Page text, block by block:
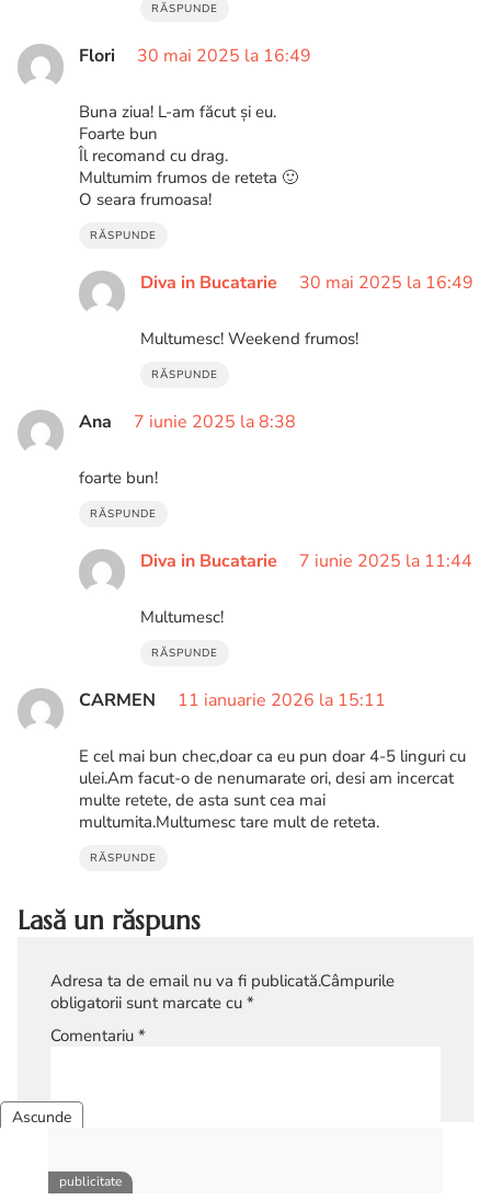
RĂSPUNDE
Flori 30 mai 2025 la 16:49
Buna ziua! L-am făcut și eu.
Foarte bun
Îl recomand cu drag.
Multumim frumos de reteta 🙂
O seara frumoasa!
RĂSPUNDE
Diva in Bucatarie 30 mai 2025 la 16:49
Multumesc! Weekend frumos!
RĂSPUNDE
Ana 7 iunie 2025 la 8:38
foarte bun!
RĂSPUNDE
Diva in Bucatarie 7 iunie 2025 la 11:44
Multumesc!
RĂSPUNDE
CARMEN 11 ianuarie 2026 la 15:11
E cel mai bun chec,doar ca eu pun doar 4-5 linguri cu
ulei.Am facut-o de nenumarate ori, desi am incercat
multe retete, de asta sunt cea mai
multumita.Multumesc tare mult de reteta.
RĂSPUNDE
Lasă un răspuns
Adresa ta de email nu va fi publicată.Câmpurile
obligatorii sunt marcate cu *
Comentariu *